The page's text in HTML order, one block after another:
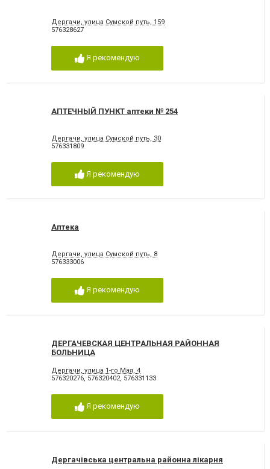
Дергачи, улица Сумской путь, 159
576328627
Я рекомендую
АПТЕЧНЫЙ ПУНКТ аптеки № 254
Дергачи, улица Сумской путь, 30
576331809
Я рекомендую
Аптека
Дергачи, улица Сумской путь, 8
576333006
Я рекомендую
ДЕРГАЧЕВСКАЯ ЦЕНТРАЛЬНАЯ РАЙОННАЯ
БОЛЬНИЦА
Дергачи, улица 1-го Мая, 4
576320276, 576320402, 576331133
Я рекомендую
Дергачівська центральна районна лікарня